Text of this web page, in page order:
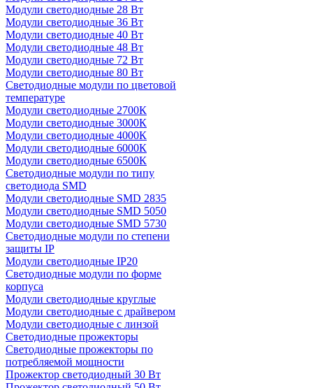
Модули светодиодные 28 Вт
Модули светодиодные 36 Вт
Модули светодиодные 40 Вт
Модули светодиодные 48 Вт
Модули светодиодные 72 Вт
Модули светодиодные 80 Вт
Светодиодные модули по цветовой
температуре
Модули светодиодные 2700К
Модули светодиодные 3000К
Модули светодиодные 4000К
Модули светодиодные 6000К
Модули светодиодные 6500К
Светодиодные модули по типу
светодиода SMD
Модули светодиодные SMD 2835
Модули светодиодные SMD 5050
Модули светодиодные SMD 5730
Светодиодные модули по степени
защиты IP
Модули светодиодные IP20
Светодиодные модули по форме
корпуса
Модули светодиодные круглые
Модули светодиодные с драйвером
Модули светодиодные с линзой
Светодиодные прожекторы
Светодиодные прожекторы по
потребляемой мощности
Прожектор светодиодный 30 Вт